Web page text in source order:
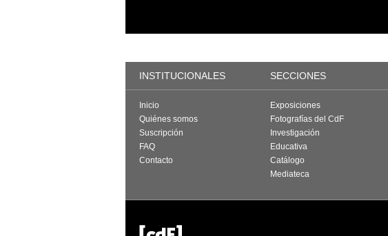
INSTITUCIONALES SECCIONES
Inicio
Quiénes somos
Suscripción
FAQ
Contacto
Exposiciones
Fotografías del CdF
Investigación
Educativa
Catálogo
Mediateca